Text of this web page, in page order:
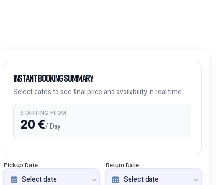
Instant Booking Summary
Select dates to see final price and availability in real time.
STARTING FROM
20 €/ Day
Pickup Date Return Date